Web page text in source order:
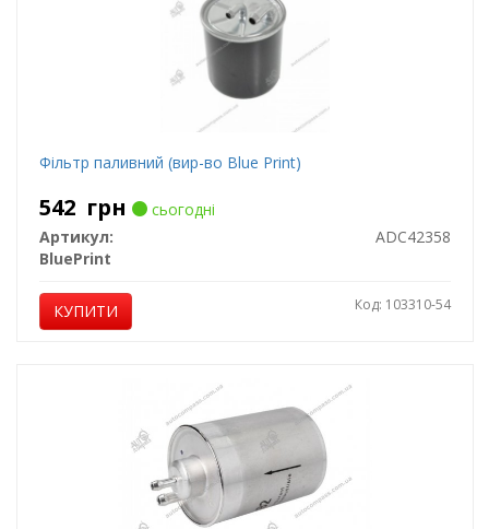
Фільтр паливний (вир-во Blue Print)
542 грн
сьогодні
Артикул:
ADC42358
BluePrint
КУПИТИ Код: 103310-54